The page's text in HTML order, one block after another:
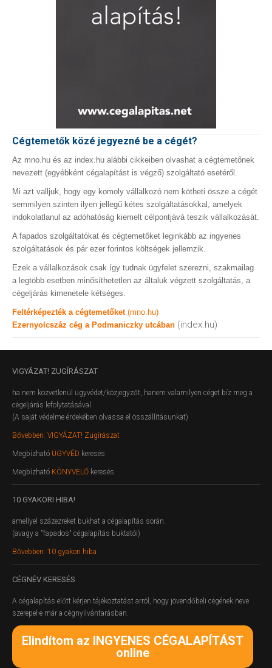
Cégtemetők közé jegyezné be a cégét?
Az mno.hu és az index.hu alábbi cikkeiben olvashat a cégtemetőnek
nevezett (egyébként cégalapítást is végző) szolgáltató esetéről.
Mi azt valljuk, hogy egy komoly vállalkozó nem kötheti össze a cégét
semmilyen szinten ilyen jellegű kétes szolgáltatásokkal, amelyek
indokolatlanul az adóhatóság kiemelt célpontjává teszik vállalkozását.
A fapados szolgáltatókat és cégtemetőket leginkább az ingyenes
szolgáltatások és pár ezer forintos költségek jellemzik.
Ezek a vállalkozások csak így tudnak ügyfelet szerezni, szakmailag
a legtöbb esetben minősíthetetlen az általuk végzett szolgáltatás, a
cégeljárás kimenetele kétséges.
Feltérképezték a cégtemetőket (mno.hu)
Ezernyolcszáz cég a Podmaniczky utcában (index.hu)
VIGYÁZAT! ZUGÍRÁSZAT
ha nem közvetlenül ügyvédet/közjegyzőt, hanem valamilyen céget bíz meg a
cégeljárás lefolytatásával.
(A saját védelme érdekében olvassa el összállításunkat)
Bővebben: VIGYÁZAT! Zugírászat
Megbízható ÜGYVÉD keresés
Megbízható KÖNYVELŐ keresés
10 GYAKORI HIBA!
amellyel százezreket bukhat a cégalapítás során.
(avagy a "fapados" cégalapítás buktatói)
Bővebben: 10 gyakori hiba
CÉGNÉV KERESÉS
A cégalapítás előtt kérjen tájékoztatást arról, hogy jövendőbeli cégének neve
szerepel-e már a cégnyilvántarásban.
Elindítom az INGYENES CÉGALAPÍTÁST
online